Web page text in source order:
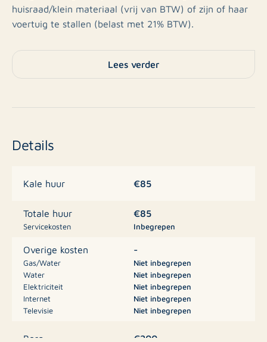
huisraad/klein materiaal (vrij van BTW) of zijn of haar
voertuig te stallen (belast met 21% BTW).
Wacht niet langer en grijp deze kans om uw
parkeergelegenheid of opslagbox te regelen op een
Lees verder
Details
Kale huur €85
Totale huur
Servicekosten
€85
Inbegrepen
Overige kosten
Gas/Water
Water
Elektriciteit
Internet
Televisie
-
Niet inbegrepen
Niet inbegrepen
Niet inbegrepen
Niet inbegrepen
Niet inbegrepen
Borg €200